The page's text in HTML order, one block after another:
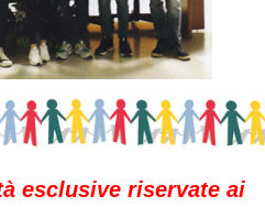
esclusive riservate ai